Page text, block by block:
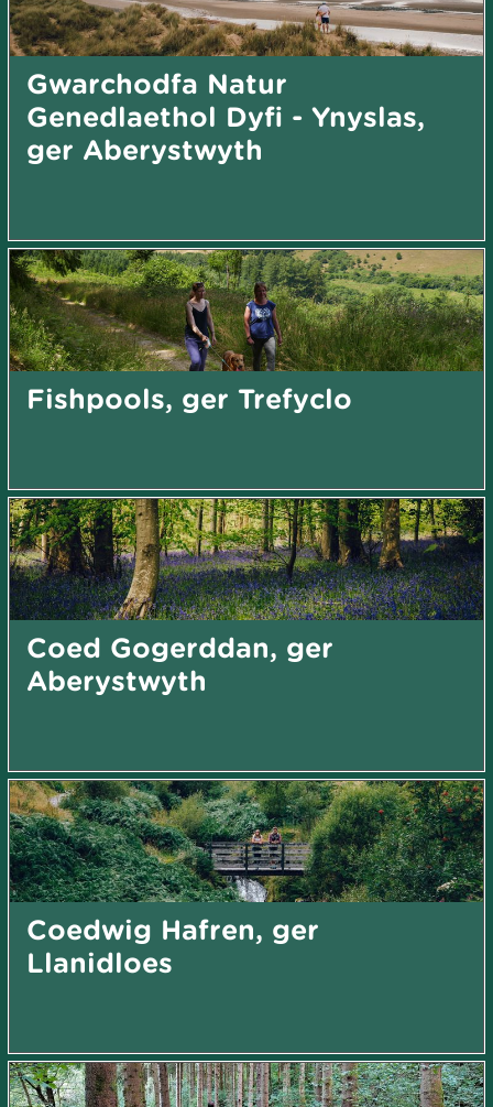
Gwarchodfa Natur
Genedlaethol Dyfi - Ynyslas,
ger Aberystwyth
Fishpools, ger Trefyclo
Coed Gogerddan, ger
Aberystwyth
Coedwig Hafren, ger
Llanidloes